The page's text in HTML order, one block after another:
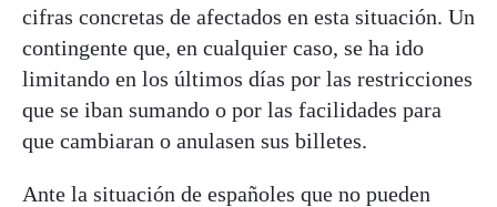
cifras concretas de afectados en esta situación. Un
contingente que, en cualquier caso, se ha ido
limitando en los últimos días por las restricciones
que se iban sumando o por las facilidades para
que cambiaran o anulasen sus billetes.
Ante la situación de españoles que no pueden